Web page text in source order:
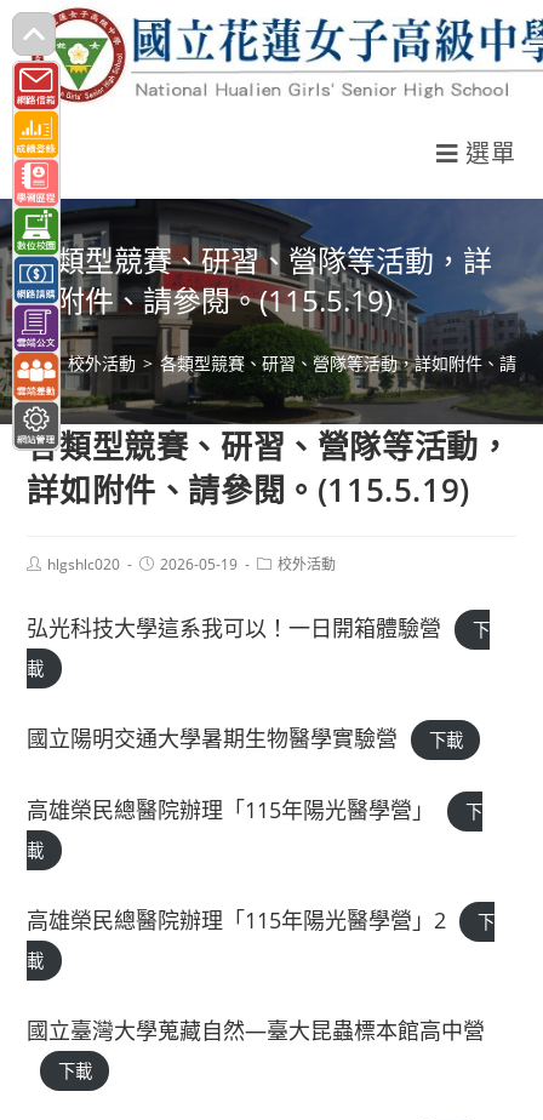
跳
轉
至
主
要
內
容
選單
各類型競賽、研習、營隊等活動，詳
如附件、請參閱。(115.5.19)
> 校外活動 > 各類型競賽、研習、營隊等活動，詳如附件、請參
各類型競賽、研習、營隊等活動，
詳如附件、請參閱。(115.5.19)
Posthlgshlc020
Post2026-05-19
Post校外活動
弘光科技大學這系我可以！一日開箱體驗營
下
載
國立陽明交通大學暑期生物醫學實驗營 下載
高雄榮民總醫院辦理「115年陽光醫學營」
下
載
高雄榮民總醫院辦理「115年陽光醫學營」2
下
載
國立臺灣大學蒐藏自然—臺大昆蟲標本館高中營
下載